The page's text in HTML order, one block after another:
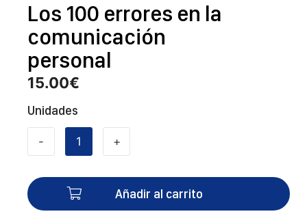
Los 100 errores en la
comunicación
personal
15.00€
Unidades
-
en
+
Añadir al carrito